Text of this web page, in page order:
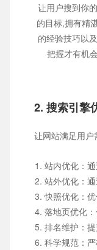
让用户搜到你
的目标,拥有精
的经验技巧以
把握才有机
2. 搜索引擎
让网站满足用户
站内优化：
站外优化：
快照优化：
落地页优化
排名维护：
科学规范：